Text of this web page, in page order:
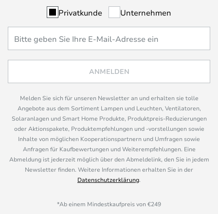
Privatkunde Unternehmen
ANMELDEN
Melden Sie sich für unseren Newsletter an und erhalten sie tolle
Angebote aus dem Sortiment Lampen und Leuchten, Ventilatoren,
Solaranlagen und Smart Home Produkte, Produktpreis-Reduzierungen
oder Aktionspakete, Produktempfehlungen und -vorstellungen sowie
Inhalte von möglichen Kooperationspartnern und Umfragen sowie
Anfragen für Kaufbewertungen und Weiterempfehlungen. Eine
Abmeldung ist jederzeit möglich über den Abmeldelink, den Sie in jedem
Newsletter finden. Weitere Informationen erhalten Sie in der
Datenschutzerklärung.
*Ab einem Mindestkaufpreis von €249